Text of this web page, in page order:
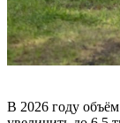
В 2026 году